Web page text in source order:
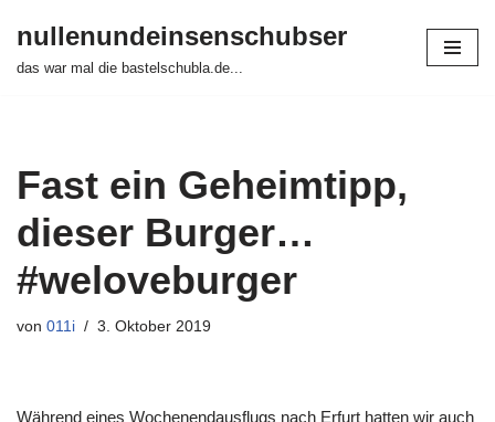
Zum
nullenundeinsenschubser
das war mal die bastelschubla.de...
Fast ein Geheimtipp,
dieser Burger…
#weloveburger
von 011i 3. Oktober 2019
Während eines Wochenendausflugs nach Erfurt hatten wir auch